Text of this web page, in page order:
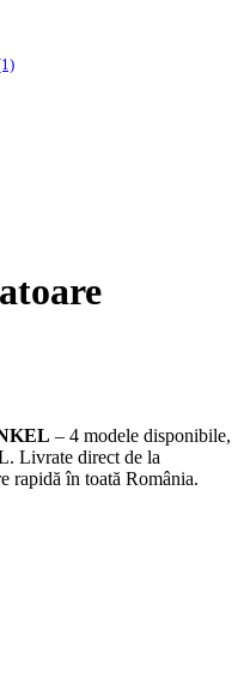
– 4 modele disponibile,
Livrate direct de la
rapidă în toată România.